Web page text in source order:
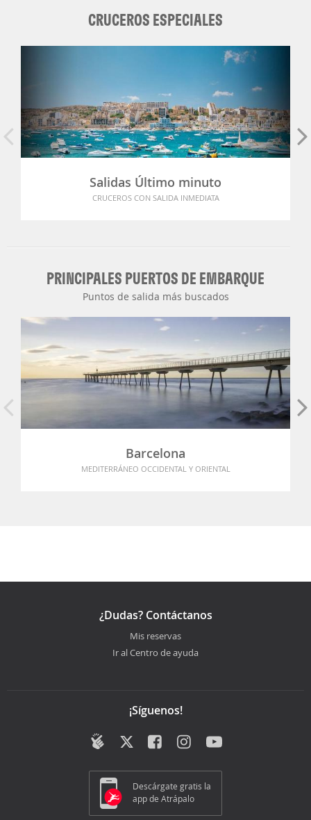
CRUCEROS ESPECIALES
Salidas Último minuto
CRUCEROS CON SALIDA INMEDIATA
PRINCIPALES PUERTOS DE EMBARQUE
Puntos de salida más buscados
Barcelona
MEDITERRÁNEO OCCIDENTAL Y ORIENTAL
¿Dudas? Contáctanos
Mis reservas
Ir al Centro de ayuda
¡Síguenos!
Descárgate gratis la
app de Atrápalo